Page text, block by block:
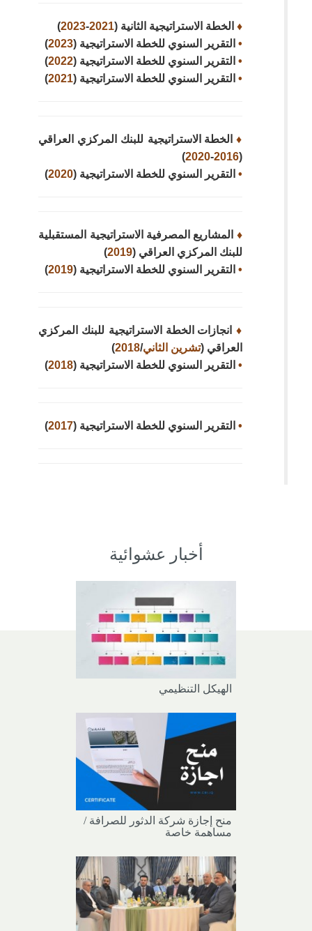
♦ الخطة الاستراتيجية الثانية (2021
-
2023
)
• التقرير السنوي للخطة الاستراتيجية (2023
)
• التقرير السنوي للخطة الاستراتيجية (2022
)
• التقرير السنوي للخطة الاستراتيجية (2021
)
♦ الخطة الاستراتيجية للبنك المركزي العراقي
(
2016
-
2020
)
• التقرير السنوي للخطة الاستراتيجية (2020
)
♦ المشاريع المصرفية الاستراتيجية المستقبلية
للبنك المركزي العراقي (2019
)
• التقرير السنوي للخطة الاستراتيجية (2019
)
♦ انجازات الخطة الاستراتيجية للبنك المركزي
العراقي (تشرين الثاني/
2018
)
• التقرير السنوي للخطة الاستراتيجية (2018
)
• التقرير السنوي للخطة الاستراتيجية (2017
)
أخبار عشوائية
الهيكل التنظيمي
منح إجازة شركة الدثور للصرافة /
مساهمة خاصة